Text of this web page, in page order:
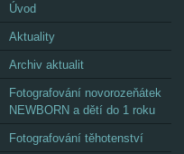
Úvod
Aktuality
Archiv aktualit
Fotografování novorozeňátek
NEWBORN a dětí do 1 roku
Fotografování těhotenství